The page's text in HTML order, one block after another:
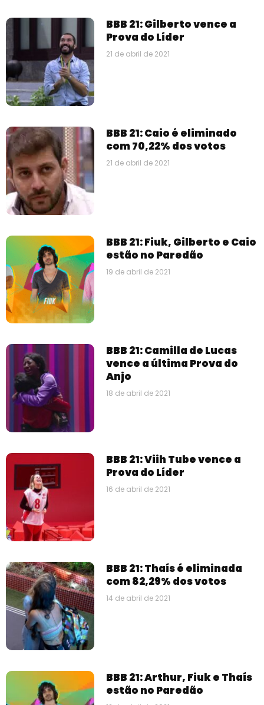
BBB 21: Gilberto vence a
Prova do Líder
21 de abril de 2021
BBB 21: Caio é eliminado
com 70,22% dos votos
21 de abril de 2021
BBB 21: Fiuk, Gilberto e Caio
estão no Paredão
19 de abril de 2021
BBB 21: Camilla de Lucas
vence a última Prova do
Anjo
18 de abril de 2021
BBB 21: Viih Tube vence a
Prova do Líder
16 de abril de 2021
BBB 21: Thaís é eliminada
com 82,29% dos votos
14 de abril de 2021
BBB 21: Arthur, Fiuk e Thaís
estão no Paredão